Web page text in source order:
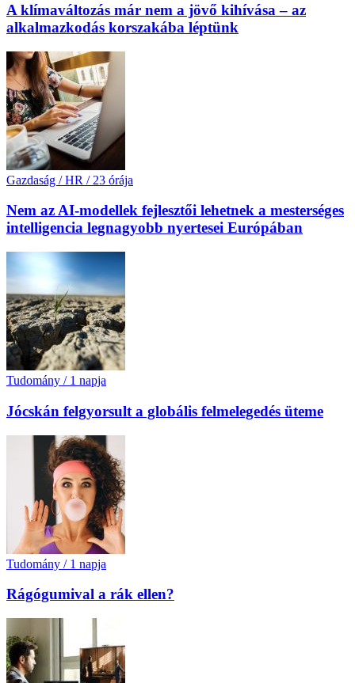
A klímaváltozás már nem a jövő kihívása – az
alkalmazkodás korszakába léptünk
Gazdaság / HR / 23 órája
Nem az AI-modellek fejlesztői lehetnek a mesterséges
intelligencia legnagyobb nyertesei Európában
Tudomány / 1 napja
Jócskán felgyorsult a globális felmelegedés üteme
Tudomány / 1 napja
Rágógumival a rák ellen?